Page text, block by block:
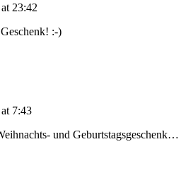
23:42
:-)
7:43
und Geburtstagsgeschenk…